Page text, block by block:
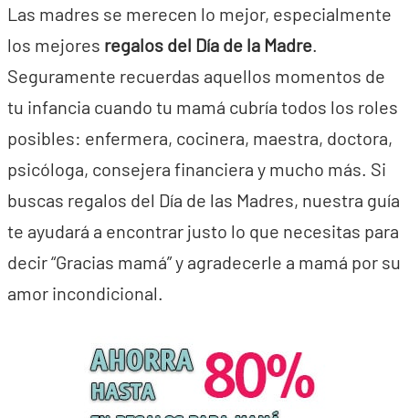
Las madres se merecen lo mejor, especialmente
los mejores regalos del Día de la Madre.
Seguramente recuerdas aquellos momentos de
tu infancia cuando tu mamá cubría todos los roles
posibles: enfermera, cocinera, maestra, doctora,
psicóloga, consejera financiera y mucho más. Si
buscas regalos del Día de las Madres, nuestra guía
te ayudará a encontrar justo lo que necesitas para
decir “Gracias mamá” y agradecerle a mamá por su
amor incondicional.